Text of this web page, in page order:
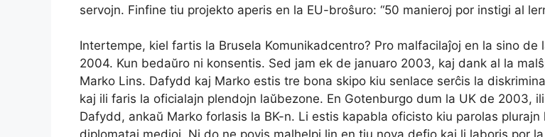
servojn. Finfine tiu projekto aperis en la EU-broŝuro: “50 manieroj por instigi al
Intertempe, kiel fartis la Brusela Komunikadcentro? Pro malfacilaĵoj en la sino
2004. Kun bedaŭro ni konsentis. Sed jam ek de januaro 2003, kaj dank al la
Marko Lins. Dafydd kaj Marko estis tre bona skipo kiu senlace serĉis la
kaj ili faris la oficialajn plendojn laŭbezone. En Gotenburgo dum la UK de 2003,
Dafydd, ankaŭ Marko forlasis la BK-n. Li estis kapabla oficisto kiu parolas
diplomataj medioj. Ni do ne povis malhelpi lin en tiu nova defio kaj li laboris por